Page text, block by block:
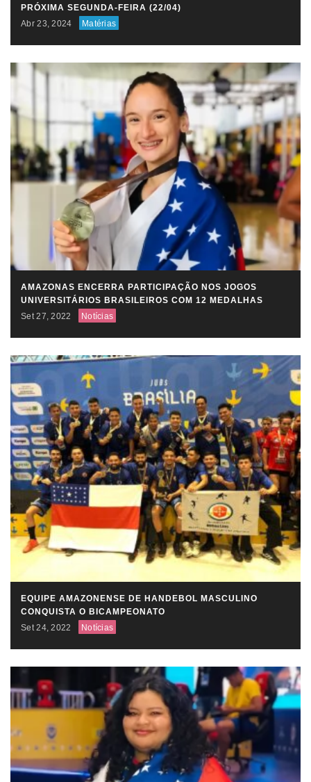
PRÓXIMA SEGUNDA-FEIRA (22/04)
Abr 23, 2024
Matérias
AMAZONAS ENCERRA PARTICIPAÇÃO NOS JOGOS
UNIVERSITÁRIOS BRASILEIROS COM 12 MEDALHAS
Set 27, 2022
Notícias
EQUIPE AMAZONENSE DE HANDEBOL MASCULINO
CONQUISTA O BICAMPEONATO
Set 24, 2022
Notícias